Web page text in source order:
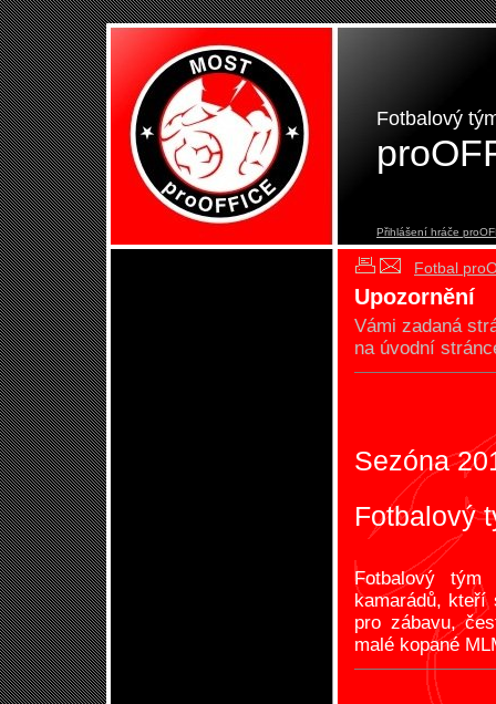
Přihlášení hráče
Fotbalový
Fotbal
Upozornění
Vámi zadaná
na úvodní
Sezóna
Fotbalový
Fotbalový tým
kamarádů, kteří
pro zábavu,
malé kopané